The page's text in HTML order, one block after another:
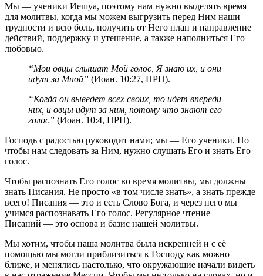
Мы — ученики Иешуа, поэтому нам нужно выделять время
для молитвы, когда мы можем выгрузить перед Ним наши
трудности и всю боль, получить от Него план и направление
действий, поддержку и утешение, а также наполниться Его
любовью.
“Мои овцы слышат Мой голос, Я знаю их, и они
идут за Мной” (Иоан. 10:27, НРП).
“Когда он выведет всех своих, то идет впереди
них, и овцы идут за ним, потому что знают его
голос” (Иоан. 10:4, НРП).
Господь с радостью руководит нами; мы — Его ученики. Но
чтобы нам следовать за Ним, нужно слушать Его и знать Его
голос.
Чтобы распознать Его голос во время молитвы, мы должны
знать Писания. Не просто «в том числе знать», а знать прежде
всего! Писания — это и есть Слово Бога, и через него мы
учимся распознавать Его голос. Регулярное чтение
Писаний — это основа и базис нашей молитвы.
Мы хотим, чтобы наша молитва была искренней и с её
помощью мы могли приблизиться к Господу как можно
ближе, и менялись настолько, что окружающие начали видеть